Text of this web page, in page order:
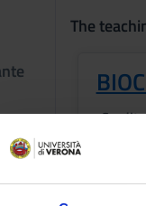
The
Credits
1